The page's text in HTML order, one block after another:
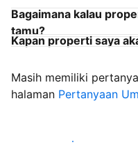
Bagaimana kalau
tamu?
Kapan properti saya
Masih memiliki
halaman Pertanyaan
Mulai sambut tamu